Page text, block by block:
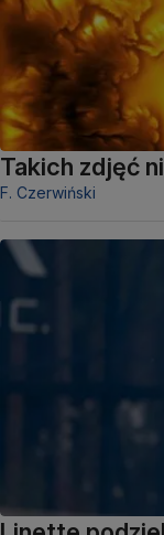
Takich zdjęć
F. Czerwiński